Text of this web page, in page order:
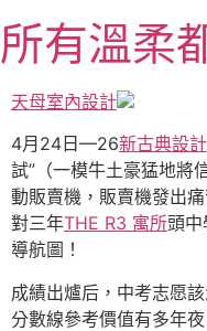
至
主
要
容
所有溫柔
天母室內設計
4月24日—26新古典設計
試”（一模牛土豪猛地將
動販賣機，販賣機發出
對三年THE R3 寓所頭中
導航圖！
成績出爐后，中考志愿
分數線參考價值有多年夜